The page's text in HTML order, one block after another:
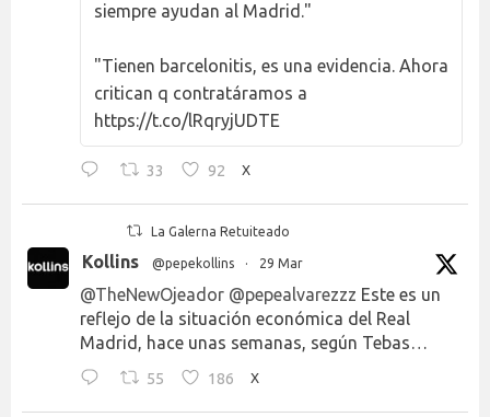
siempre ayudan al Madrid."
"Tienen barcelonitis, es una evidencia. Ahora
critican q contratáramos a
https://t.co/lRqryjUDTE
33 92 X
La Galerna Retuiteado
Kollins @pepekollins · 29 Mar
@TheNewOjeador @pepealvarezzz Este es un
reflejo de la situación económica del Real
Madrid, hace unas semanas, según Tebas…
55 186 X